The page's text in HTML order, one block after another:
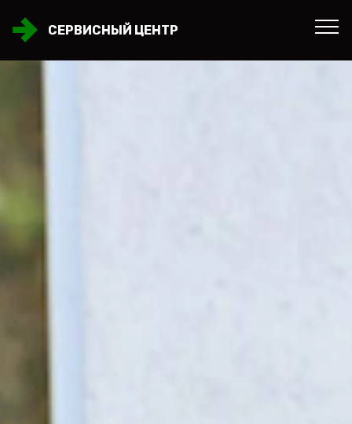
СЕРВИСНЫЙ ЦЕНТР